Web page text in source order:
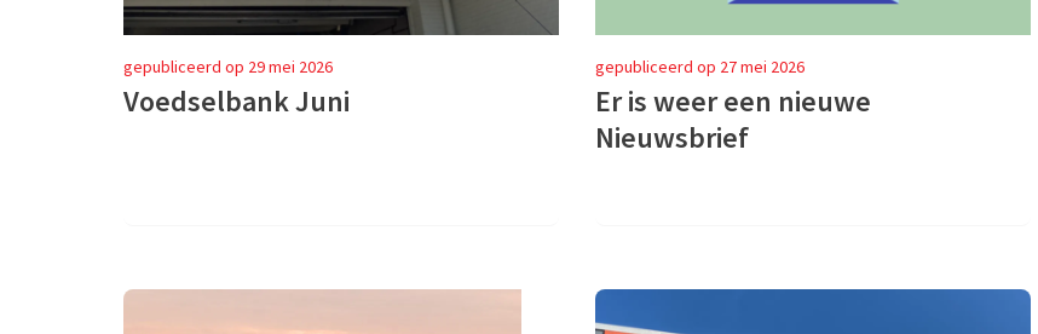
gepubliceerd op 29 mei 2026
Voedselbank Juni
gepubliceerd op 27 mei 2026
Er is weer een nieuwe
Nieuwsbrief